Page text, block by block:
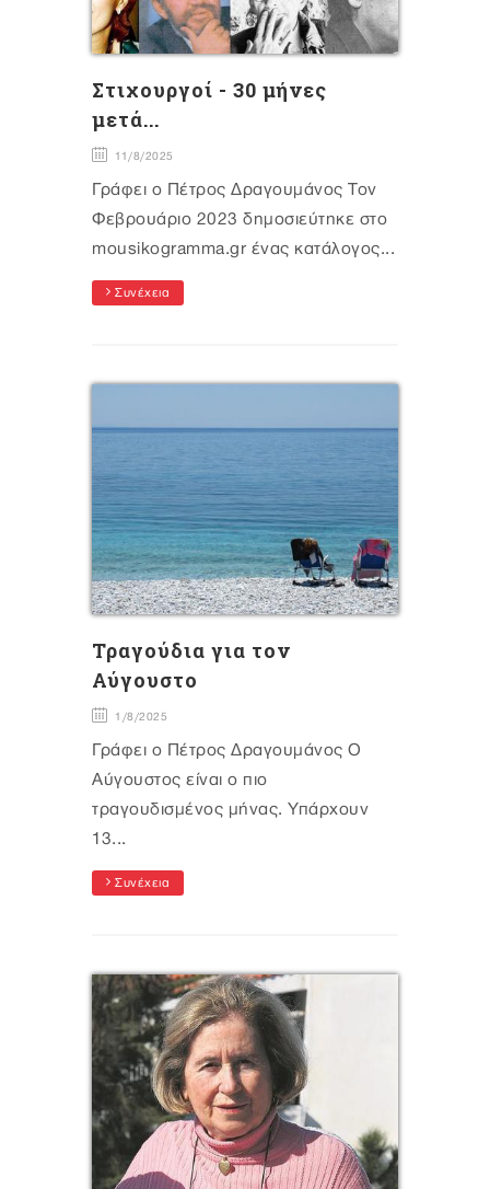
Στιχουργοί - 30 μήνες
μετά...
11/8/2025
Γράφει ο Πέτρος Δραγουμάνος Τον
Φεβρουάριο 2023 δημοσιεύτηκε στο
mousikogramma.gr ένας κατάλογος...
Συνέχεια
Τραγούδια για τον
Αύγουστo
1/8/2025
Γράφει ο Πέτρος Δραγουμάνος Ο
Αύγουστος είναι ο πιο
τραγουδισμένος μήνας. Υπάρχουν
13...
Συνέχεια